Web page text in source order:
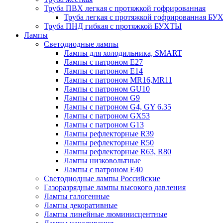
Труба ПВХ легкая с протяжкой гофрированная
Труба легкая с протяжкой гофрированная
Труба ПНД гибкая с протяжкой БУХТЫ
Лампы
Светодиодные лампы
Лампы для холодильника, SMART
Лампы с патроном E27
Лампы с патроном Е14
Лампы с патроном MR16,MR11
Лампы с патроном GU10
Лампы с патроном G9
Лампы с патроном G4, GY 6.35
Лампы с патроном GX53
Лампы с патроном G13
Лампы рефлекторные R39
Лампы рефлекторные R50
Лампы рефлекторные R63, R80
Лампы низковольтные
Лампы с патроном Е40
Светодиодные лампы Российские
Газоразрядные лампы высокого давления
Лампы галогенные
Лампы декоративные
Лампы линейные люминисцентные